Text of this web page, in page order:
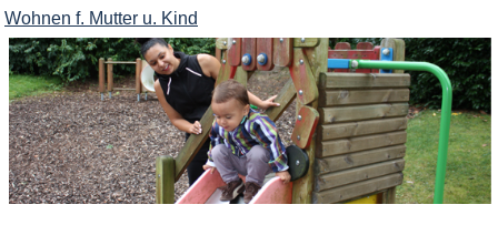
Wohnen f. Mutter u. Kind